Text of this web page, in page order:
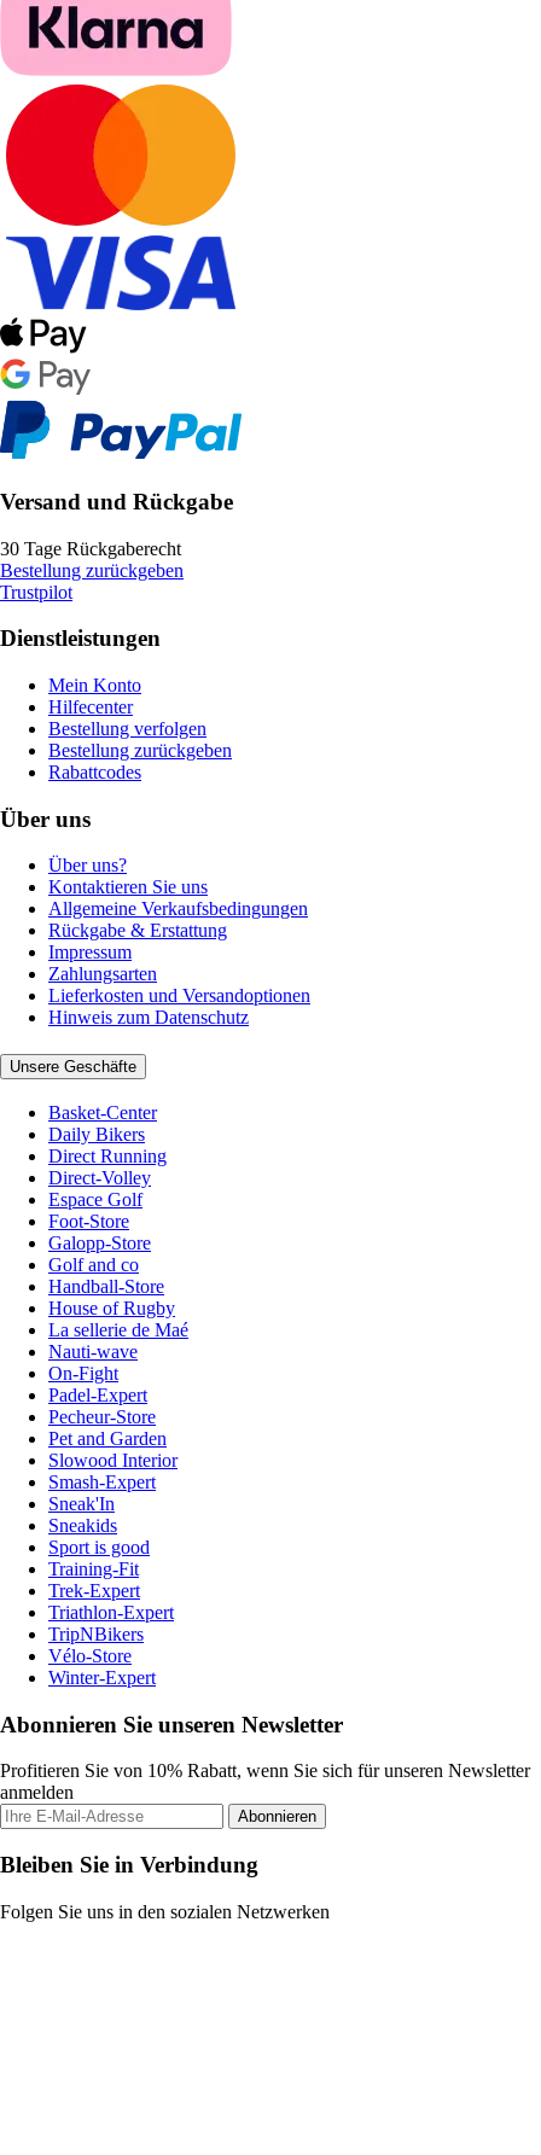
Versand und Rückgabe
30 Tage Rückgaberecht
Bestellung zurückgeben
Trustpilot
Dienstleistungen
Mein Konto
Hilfecenter
Bestellung verfolgen
Bestellung zurückgeben
Rabattcodes
Über uns
Über uns?
Kontaktieren Sie uns
Allgemeine Verkaufsbedingungen
Rückgabe & Erstattung
Impressum
Zahlungsarten
Lieferkosten und Versandoptionen
Hinweis zum Datenschutz
Unsere Geschäfte
Basket-Center
Daily Bikers
Direct Running
Direct-Volley
Espace Golf
Foot-Store
Galopp-Store
Golf and co
Handball-Store
House of Rugby
La sellerie de Maé
Nauti-wave
On-Fight
Padel-Expert
Pecheur-Store
Pet and Garden
Slowood Interior
Smash-Expert
Sneak'In
Sneakids
Sport is good
Training-Fit
Trek-Expert
Triathlon-Expert
TripNBikers
Vélo-Store
Winter-Expert
Abonnieren Sie unseren Newsletter
Profitieren Sie von 10% Rabatt, wenn Sie sich für unseren Newsletter
anmelden
Abonnieren
Bleiben Sie in Verbindung
Folgen Sie uns in den sozialen Netzwerken